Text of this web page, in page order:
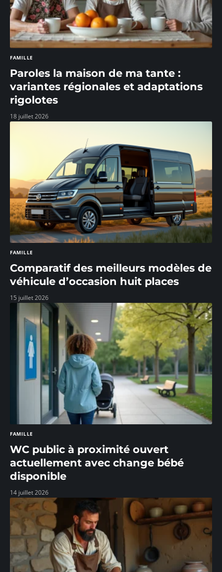
FAMILLE
Paroles la maison de ma tante :
variantes régionales et adaptations
rigolotes
18 juillet 2026
FAMILLE
Comparatif des meilleurs modèles de
véhicule d’occasion huit places
15 juillet 2026
FAMILLE
WC public à proximité ouvert
actuellement avec change bébé
disponible
14 juillet 2026